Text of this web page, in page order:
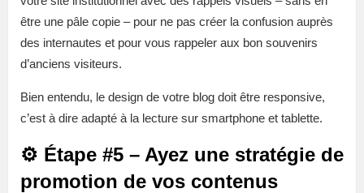
être une pâle copie – pour ne pas créer la confusion auprès
des internautes et pour vous rappeler aux bon souvenirs
d’anciens visiteurs.
Bien entendu, le design de votre blog doit être responsive,
c’est à dire adapté à la lecture sur smartphone et tablette.
⚙️ Étape #5 – Ayez une stratégie de
promotion de vos contenus